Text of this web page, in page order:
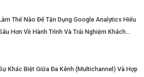
Thế Nào Để Tận Dụng Google Analytics Hiểu
Hơn Về Hành Trình Và Trải Nghiệm Khách
Khác Biệt Giữa Đa Kênh (Multichannel) Và Hợp